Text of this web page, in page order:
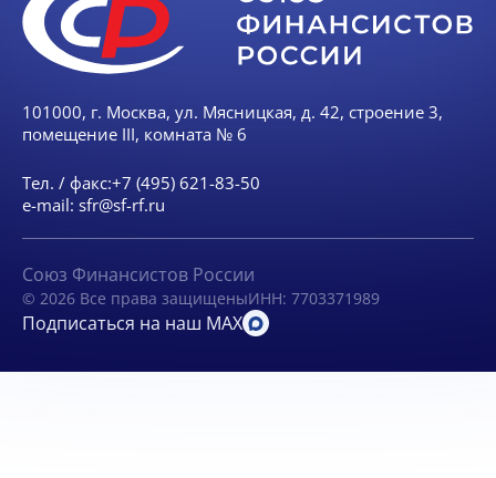
101000, г. Москва, ул. Мясницкая, д. 42, строение 3,
помещение III, комната № 6
Тел. / факс:+7 (495) 621-83-50
e-mail: sfr@sf-rf.ru
Союз Финансистов России
© 2026 Все права защищеныИНН: 7703371989
Подписаться на наш MAX